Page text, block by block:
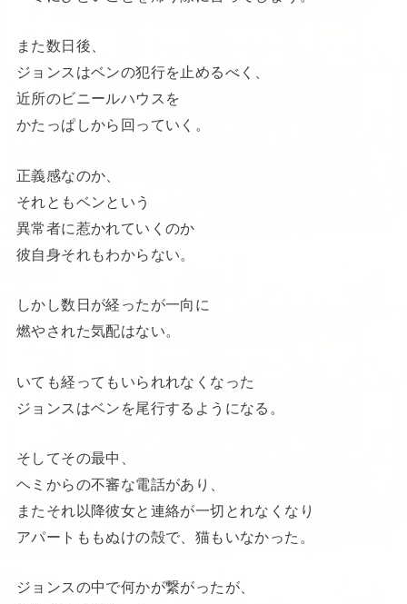
また数日後、
ジョンスはベンの犯行を止めるべく、
近所のビニールハウスを
かたっぱしから回っていく。
正義感なのか、
それともベンという
異常者に惹かれていくのか
彼自身それもわからない。
しかし数日が経ったが一向に
燃やされた気配はない。
いても経ってもいられれなくなった
ジョンスはベンを尾行するようになる。
そしてその最中、
ヘミからの不審な電話があり、
またそれ以降彼女と連絡が一切とれなくなり
アパートももぬけの殻で、猫もいなかった。
ジョンスの中で何かが繋がったが、